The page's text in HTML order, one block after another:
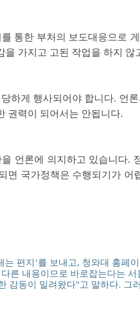
통한 부처의 보도대응으로
을 가지고 고된 작업을 하지
하게 행사되어야 합니다. 언
권력이 되어서는 안됩니다.
언론에 의지하고 있습니다.
면 국가정책은 수행되기가
는 편지’를 보내고, 청와대 홈
른 내용이므로 바로잡는다는
감동이 밀려왔다"고 말하다.